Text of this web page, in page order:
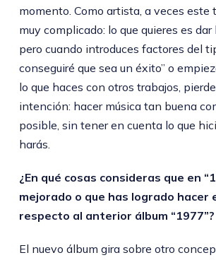
momento. Como artista, a veces este
muy complicado: lo que quieres es dar
pero cuando introduces factores del
conseguiré que sea un éxito” o
lo que haces con otros trabajos,
intención: hacer música tan buena
posible, sin tener en cuenta lo que
harás.
¿En qué cosas consideras que en
mejorado o que has logrado hacer
respecto al anterior álbum “1977”?
El nuevo álbum gira sobre otro